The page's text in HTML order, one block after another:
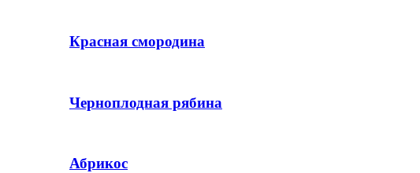
Красная смородина
Черноплодная рябина
Абрикос